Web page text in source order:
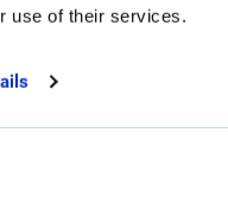
use of their services.